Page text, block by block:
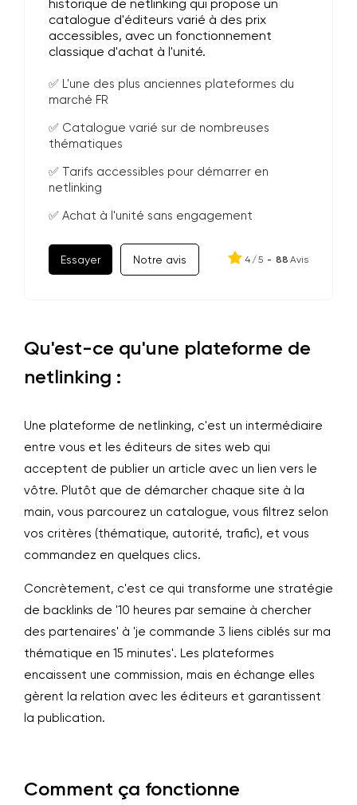
historique de netlinking qui propose un
catalogue d'éditeurs varié à des prix
accessibles, avec un fonctionnement
classique d'achat à l'unité.
✅ L'une des plus anciennes plateformes du
marché FR
✅ Catalogue varié sur de nombreuses
thématiques
✅ Tarifs accessibles pour démarrer en
netlinking
✅ Achat à l'unité sans engagement
Essayer Notre avis 4 /5 - 88 Avis
Qu'est-ce qu'une plateforme de
netlinking :
Une plateforme de netlinking, c'est un intermédiaire
entre vous et les éditeurs de sites web qui
acceptent de publier un article avec un lien vers le
vôtre. Plutôt que de démarcher chaque site à la
main, vous parcourez un catalogue, vous filtrez selon
vos critères (thématique, autorité, trafic), et vous
commandez en quelques clics.
Concrètement, c'est ce qui transforme une stratégie
de backlinks de '10 heures par semaine à chercher
des partenaires' à 'je commande 3 liens ciblés sur ma
thématique en 15 minutes'. Les plateformes
encaissent une commission, mais en échange elles
gèrent la relation avec les éditeurs et garantissent
la publication.
Comment ça fonctionne